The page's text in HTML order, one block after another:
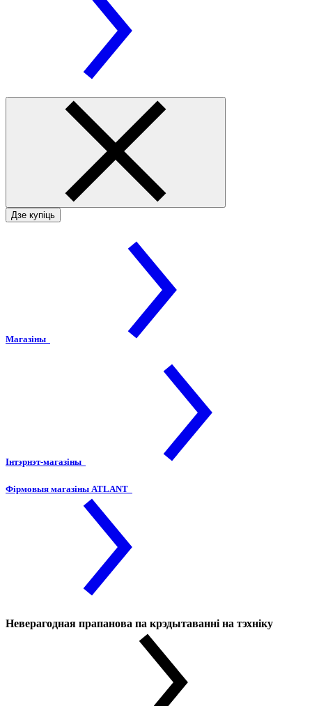
Дзе купіць
Магазіны
Інтэрнэт-магазіны
Фірмовыя магазіны ATLANT
Неверагодная прапанова па крэдытаванні на тэхніку